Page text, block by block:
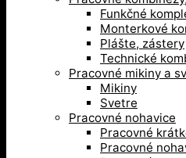
Funkčné
Monterkové
Plášte, zástery
Technické
Pracovné mikiny a
Mikiny
Svetre
Pracovné nohavice
Pracovné
Pracovné